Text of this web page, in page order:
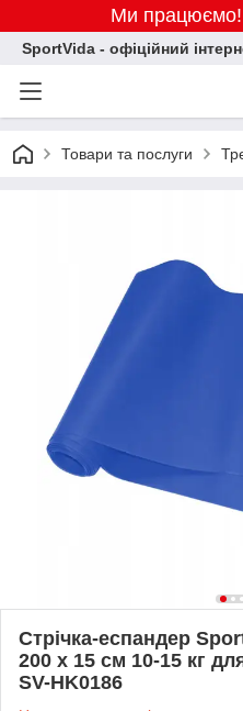
Ми працюємо!
SportVida - офіційний
Товари та послуги
Стрічка-еспандер
200 х 15 см 10-15 кг
SV-HK0186